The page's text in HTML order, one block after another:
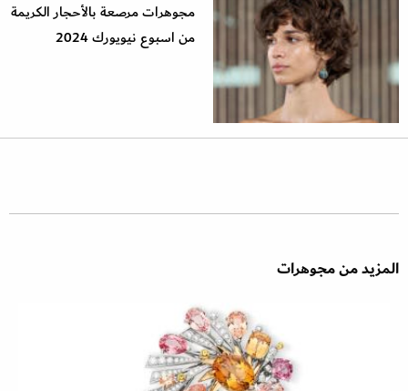
مجوهرات مرصعة بالأحجار الكريمة
من اسبوع نيويورك 2024
المزيد من مجوهرات